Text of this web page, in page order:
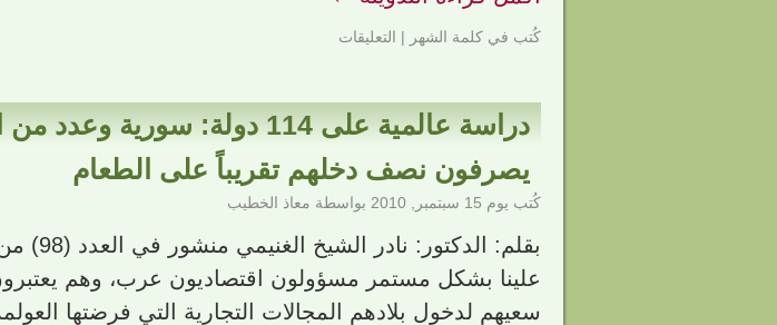
كُتب في كلمة الشهر | التعليقات
دراسة عالمية على 114 دولة: سورية
يصرفون نصف دخلهم تقريباً على الطعام
كُتب يوم 15 سبتمبر, 2010 بواسطة معاذ الخطيب
بقلم:
علينا بشكل مستمر مسؤولون اقتصاديون عرب، وهم
سعيهم لدخول بلادهم المجالات التجارية التي فرضتها